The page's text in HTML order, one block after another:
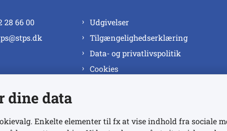
28 66 00
Udgivelser
Tilgængelighedserklæring
Data- og privatlivspolitik
Cookies
dine data
Enkelte elementer til fx at vise indhold fra sociale